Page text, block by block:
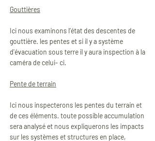
Gouttières
Ici nous examinons l’état des descentes de
gouttière. les pentes et si il y a système
d'évacuation sous terre il y aura inspection à la
caméra de celui- ci.
Pente de terrain
Ici nous inspecterons les pentes du terrain et
de ces éléments. toute possible accumulation
sera analysé et nous expliquerons les impacts
sur les systèmes et structures en place,